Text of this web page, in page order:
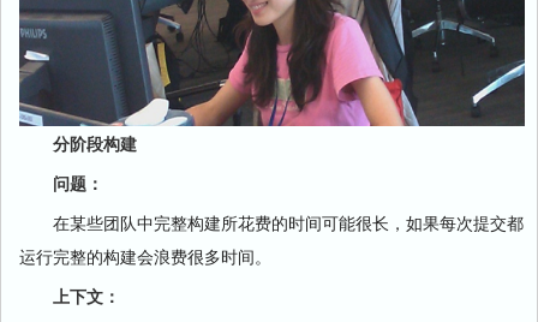
分阶段构建
问题：
在某些团队中完整构建所花费的时间可能很长，如果每次提交都
运行完整的构建会浪费很多时间。
上下文：